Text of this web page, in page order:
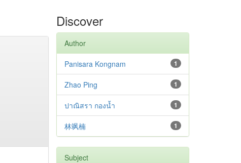
Discover
Author
1
Panisara Kongnam
1
Zhao Ping
1
ปาณิสรา กองน้ำ
1
林飒楠
Subject